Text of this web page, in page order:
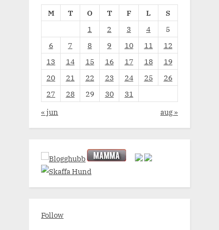
M
T O T F L
S
1
2 3 4
5
6
7 8 9 10 11
12
13
14 15 16 17 18
19
20
21 22 23 24 25
26
27
28 29 30
31
« jun
aug »
Follow